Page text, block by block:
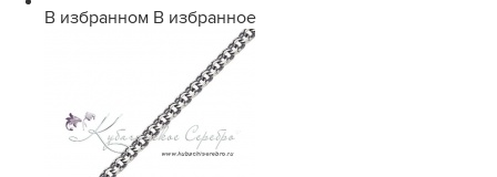
В избранном В избранное